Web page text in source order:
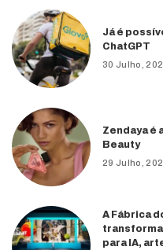
Já é
ChatGPT
30 Julho,
Zendaya é
Beauty
29 Julho,
A Fábrica
para IA,